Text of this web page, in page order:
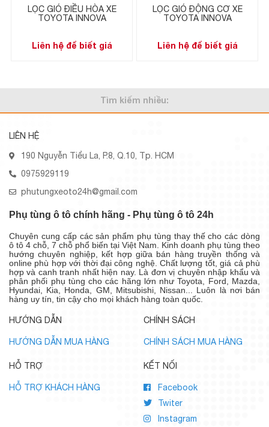
LỌC GIÓ ĐIỀU HÒA XE
TOYOTA INNOVA
Liên hệ để biết giá
LỌC GIÓ ĐỘNG CƠ XE
TOYOTA INNOVA
Liên hệ để biết giá
Tìm kiếm nhiều:
LIÊN HỆ
190 Nguyễn Tiểu La, P.8, Q.10, Tp. HCM
0975929119
phutungxeoto24h@gmail.com
Phụ tùng ô tô chính hãng - Phụ tùng ô tô 24h
Chuyên cung cấp các sản phẩm phụ tùng thay thế cho các dòng
ô tô 4 chỗ, 7 chỗ phổ biến tại Việt Nam. Kinh doanh phụ tùng theo
hướng chuyên nghiệp, kết hợp giữa bán hàng truyền thống và
online phù hợp với thời đại công nghệ. Chất lượng tốt, giá cả phù
hợp và canh tranh nhất hiện nay. Là đơn vị chuyên nhập khẩu và
phân phối phụ tùng cho các hãng lớn như Toyota, Ford, Mazda,
Hyundai, Kia, Honda, GM, Mitsubishi, Nissan... Luôn là nơi bán
hàng uy tín, tin cậy cho mọi khách hàng toàn quốc.
HƯỚNG DẪN
HƯỚNG DẪN MUA HÀNG
CHÍNH SÁCH
CHÍNH SÁCH MUA HÀNG
HỖ TRỢ
HỖ TRỢ KHÁCH HÀNG
KẾT NỐI
Facebook
Twiter
Instagram